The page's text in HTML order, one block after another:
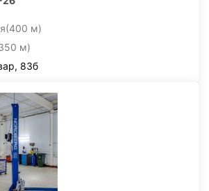
(400 м)
м)
83б